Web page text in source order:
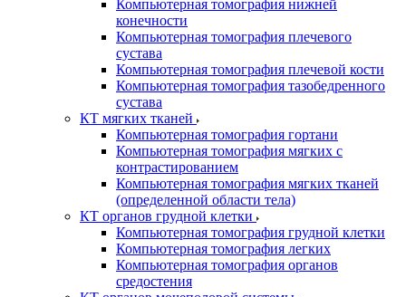
Компьютерная томография нижней
конечности
Компьютерная томография плечевого
сустава
Компьютерная томография плечевой кости
Компьютерная томография тазобедренного
сустава
КТ мягких тканей
Компьютерная томография гортани
Компьютерная томография мягких с
контрастированием
Компьютерная томография мягких тканей
(определенной области тела)
КТ органов грудной клетки
Компьютерная томография грудной клетки
Компьютерная томография легких
Компьютерная томография органов
средостения